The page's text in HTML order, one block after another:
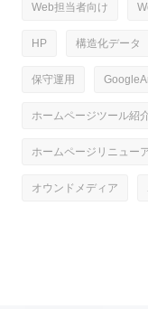
Web担当者向け
HP 構造化データ
保守運用
ホームページツール紹
ホームページリニュー
オウンドメディア